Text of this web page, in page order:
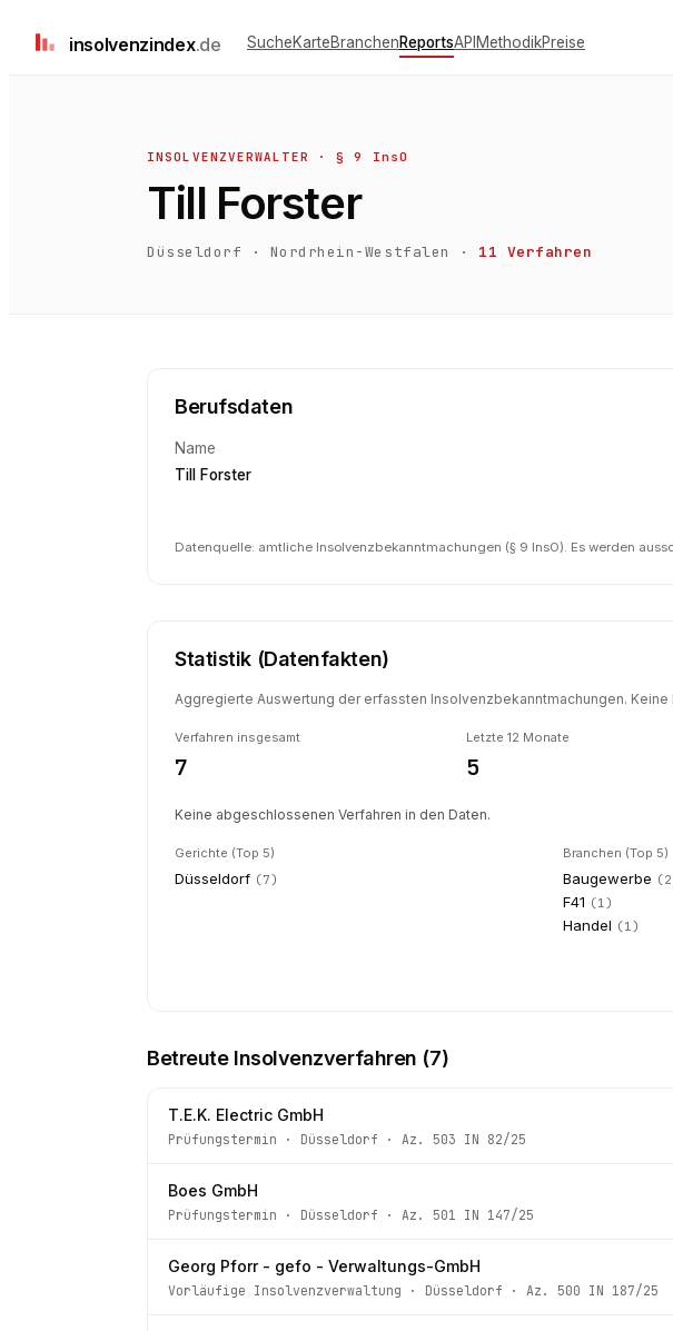
insolvenzindex.de SucheKarteBranchenReportsAPIMethodikPreise
INSOLVENZVERWALTER · § 9 InsO
Till Forster
Düsseldorf · Nordrhein-Westfalen · 11 Verfahren
Berufsdaten
Name
Till Forster
Datenquelle: amtliche Insolvenzbekanntmachungen (§ 9 InsO). Es werden
Statistik (Datenfakten)
Aggregierte Auswertung der erfassten Insolvenzbekanntmachungen.
Verfahren insgesamt
7
Letzte 12 Monate
5
Keine abgeschlossenen Verfahren in den Daten.
Gerichte (Top 5)
Düsseldorf (7)
Branchen (Top 5)
Baugewerbe (2
F41 (1)
Handel (1)
Betreute Insolvenzverfahren (7)
T.E.K. Electric GmbH
Prüfungstermin · Düsseldorf · Az. 503 IN 82/25
Boes GmbH
Prüfungstermin · Düsseldorf · Az. 501 IN 147/25
Georg Pforr - gefo - Verwaltungs-GmbH
Vorläufige Insolvenzverwaltung · Düsseldorf · Az. 500 IN 187/25